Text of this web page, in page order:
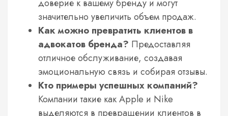
доверие к вашему бренду и могут
значительно увеличить объем продаж.
Как можно превратить клиентов в
адвокатов бренда? Предоставляя
отличное обслуживание, создавая
эмоциональную связь и собирая отзывы.
Кто примеры успешных компаний?
Компании такие как Apple и Nike
выделяются в превращении клиентов в